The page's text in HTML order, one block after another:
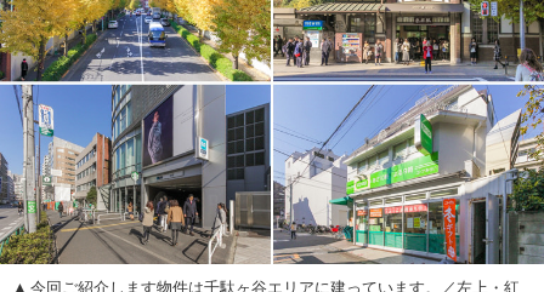
今回ご紹介します物件は千駄ヶ谷エリアに建っています。／左上・紅